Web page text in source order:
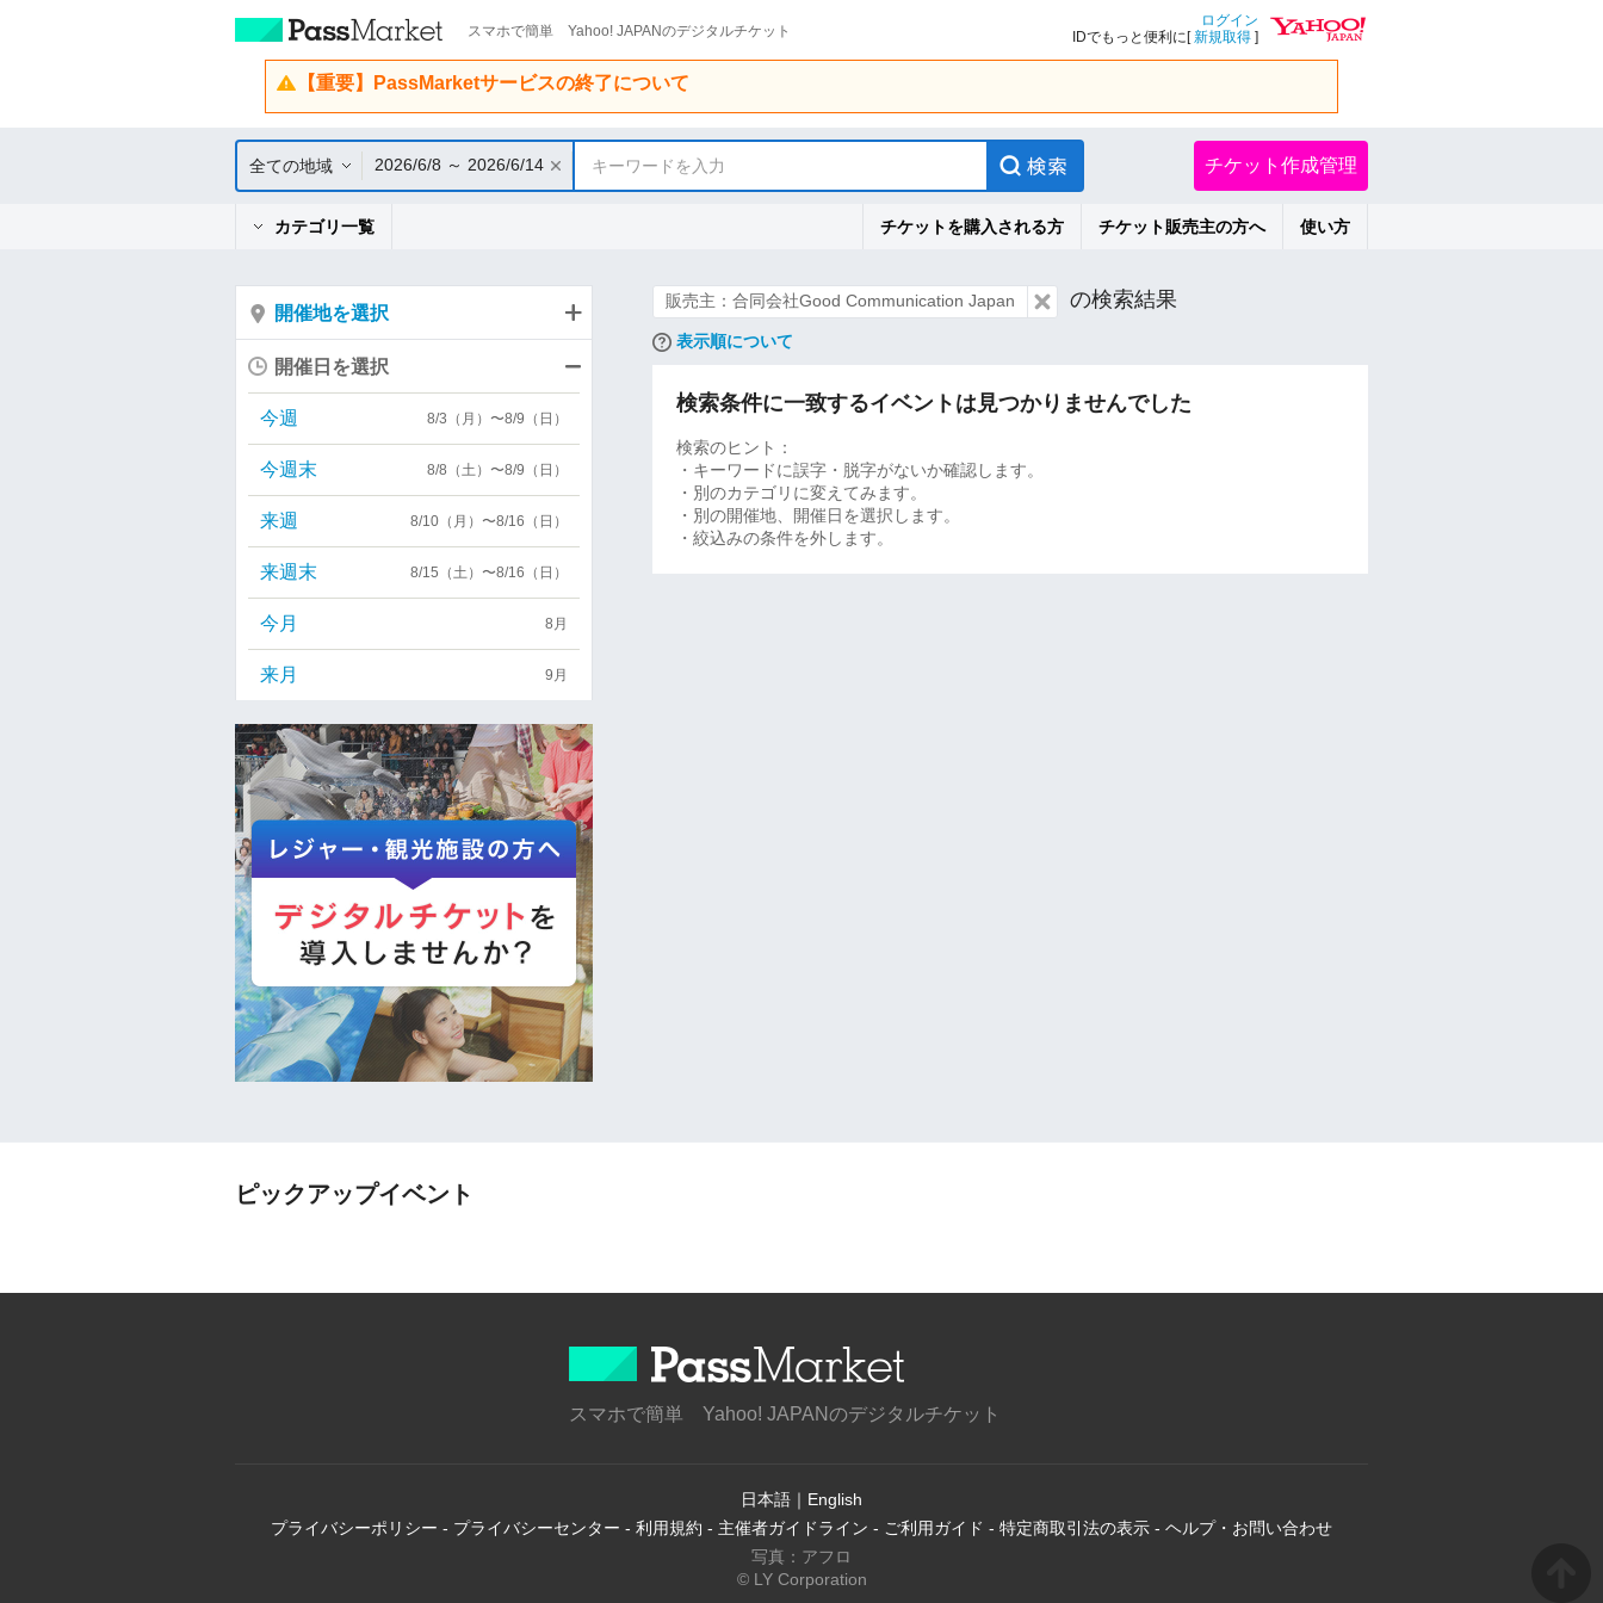
スマホで簡単 Yahoo! JAPANのデジタルチケット
ログイン
IDでもっと便利に[新規取得 ]
【重要】PassMarketサービスの終了について
全ての地域 2026/6/8 ～ 2026/6/14 キーワードを入力 チケット作成管理
カテゴリ一覧 チケットを購入される方 チケット販売主の方へ 使い方
販売主：合同会社Good Communication Japan の検索結果
表示順について
検索条件に一致するイベントは見つかりませんでした
検索のヒント：
・キーワードに誤字・脱字がないか確認します。
・別のカテゴリに変えてみます。
・別の開催地、開催日を選択します。
・絞込みの条件を外します。
開催地を選択
開催日を選択
今週 8/3（月）〜8/9（日）
今週末 8/8（土）〜8/9（日）
来週 8/10（月）〜8/16（日）
来週末 8/15（土）〜8/16（日）
今月 8月
来月 9月
ピックアップイベント
スマホで簡単 Yahoo! JAPANのデジタルチケット
日本語 ｜ English
プライバシーポリシー - プライバシーセンター - 利用規約 - 主催者ガイドライン - ご利用ガイド - 特定商取引法の表示 - ヘルプ・お問い合わせ
写真：アフロ
© LY Corporation